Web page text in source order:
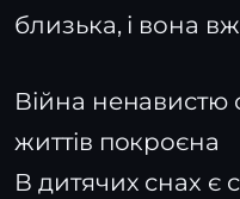
близька, і вона
Війна ненавистю
життів покроєна
В дитячих снах є